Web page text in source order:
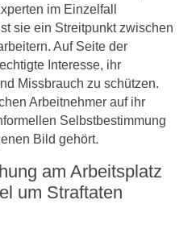
im Einzelfall
sie ein Streitpunkt zwischen
Auf Seite der
Interesse, ihr
Missbrauch zu schützen.
Arbeitnehmer auf ihr
Selbstbestimmung
Bild gehört.
am Arbeitsplatz
um Straftaten